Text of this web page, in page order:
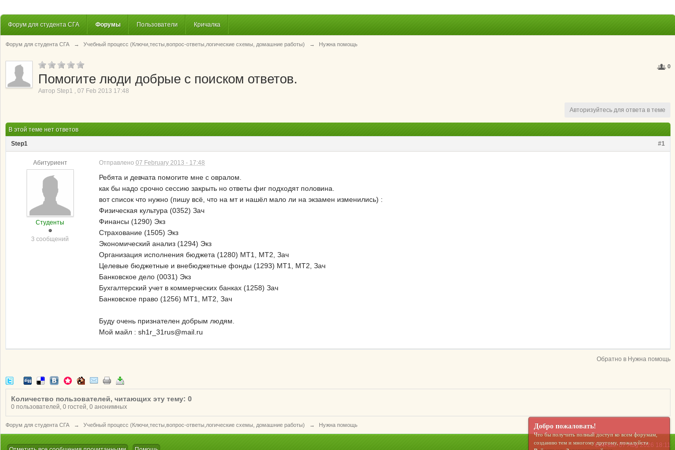
Форум для студента СГА Форумы Пользователи Кричалка
Форум для студента СГА → Учебный процесс (Ключи,тесты,вопрос-ответы,логические схемы, домашние работы) → Нужна помощь
0
Помогите люди добрые с поиском ответов.
Автор Step1 , 07 Feb 2013 17:48
Авторизуйтесь для ответа в теме
В этой теме нет ответов
#1
Step1
Абитуриент
Студенты
3 сообщений
Отправлено 07 February 2013 - 17:48
Ребята и девчата помогите мне с овралом.
как бы надо срочно сессию закрыть но ответы фиг подходят половина.
вот список что нужно (пишу всё, что на мт и нашёл мало ли на экзамен изменились) :
Физическая культура (0352) Зач
Финансы (1290) Экз
Страхование (1505) Экз
Экономический анализ (1294) Экз
Организация исполнения бюджета (1280) МТ1, МТ2, Зач
Целевые бюджетные и внебюджетные фонды (1293) МТ1, МТ2, Зач
Банковское дело (0031) Экз
Бухгалтерский учет в коммерческих банках (1258) Зач
Банковское право (1256) МТ1, МТ2, Зач
Буду очень признателен добрым людям.
Мой майл : sh1r_31rus@mail.ru
Обратно в Нужна помощь
Количество пользователей, читающих эту тему: 0
0 пользователей, 0 гостей, 0 анонимных
Форум для студента СГА → Учебный процесс (Ключи,тесты,вопрос-ответы,логические схемы, домашние работы) → Нужна помощь
Сейчас: 07 Aug 2026 18:11
Добро пожаловать!
Что бы получить полный доступ ко всем форумам,
созданию тем и многому другому, пожалуйста